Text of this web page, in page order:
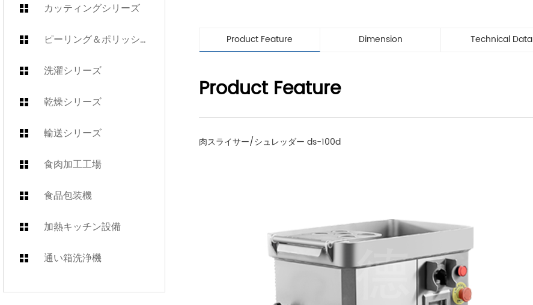
カッティングシリーズ
ピーリング＆ポリッシュシリーズ
洗濯シリーズ
乾燥シリーズ
輸送シリーズ
食肉加工工場
食品包装機
加熱キッチン設備
通い箱洗浄機
Product Feature Dimension Technical Data
Product Feature
肉スライサー/シュレッダー ds-100d